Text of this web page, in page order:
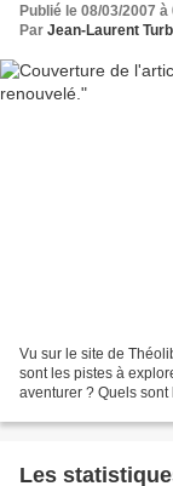
Publié le 08/03/2007 à
Par Jean-Laurent
Vu sur le site de
sont les pistes à
aventurer ? Quels
Les